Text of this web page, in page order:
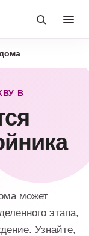
В
может
этапа,
Узнайте,